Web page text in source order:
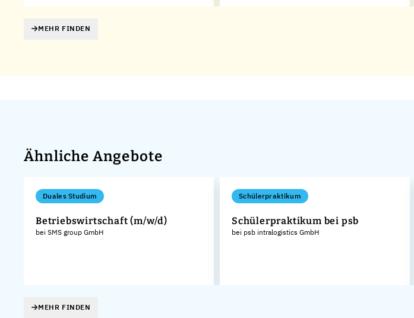
MEHR FINDEN
Ähnliche Angebote
Duales Studium
Betriebswirtschaft (m/w/d)
bei SMS group GmbH
Schülerpraktikum
Schülerpraktikum bei psb
bei psb intralogistics GmbH
MEHR FINDEN